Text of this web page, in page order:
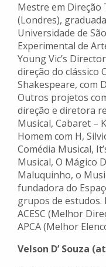
Mestre em Direção
(Londres),
Universidade de
Experimental de
Young Vic’s
direção do clássico
Shakespeare, com
Outros projetos
direção e diretora
Musical, Cabaret –
Homem com H,
Comédia Musical,
Musical, O Mágico
Maluquinho, o
fundadora do
grupos de estudos.
ACESC (Melhor
APCA (Melhor
Velson D’ Souza